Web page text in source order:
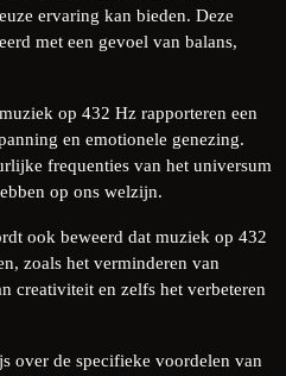
ervaring kan bieden. Deze
met een gevoel van balans,
op 432 Hz rapporteren een
en emotionele genezing.
frequenties van het universum
op ons welzijn.
ook beweerd dat muziek op 432
zoals het verminderen van
creativiteit en zelfs het verbeteren
over de specifieke voordelen van